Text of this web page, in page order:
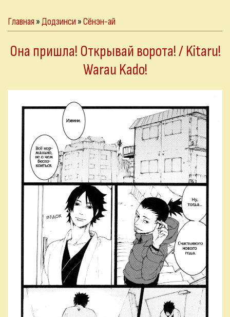
Главная»Додзинси»Сёнэн-ай
Она пришла! Открывай ворота! / Kitaru!
Warau Kado!